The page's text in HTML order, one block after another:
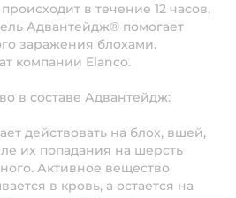
в течение 12 часов,
Адвантейдж® помогает
заражения блохами.
компании Elanco.
в составе Адвантейдж:
действовать на блох, вшей,
их попадания на шерсть
Активное вещество
в кровь, а остается на